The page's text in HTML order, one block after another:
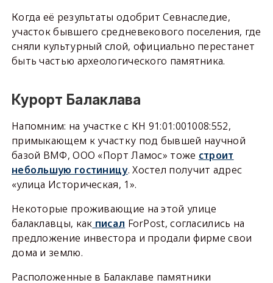
Когда её результаты одобрит Севнаследие,
участок бывшего средневекового поселения, где
сняли культурный слой, официально перестанет
быть частью археологического памятника.
Курорт Балаклава
Напомним: на участке с КН 91:01:001008:552,
примыкающем к участку под бывшей научной
базой ВМФ, ООО «Порт Ламос» тоже строит
небольшую гостиницу. Хостел получит адрес
«улица Историческая, 1».
Некоторые проживающие на этой улице
балаклавцы, как писал ForPost, согласились на
предложение инвестора и продали фирме свои
дома и землю.
Расположенные в Балаклаве памятники